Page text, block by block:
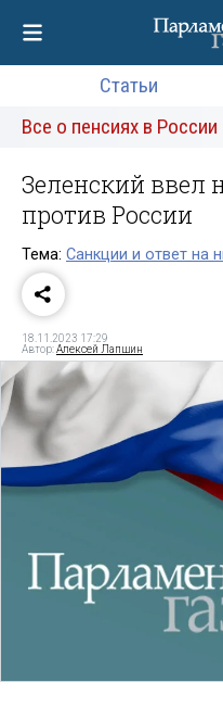
Статьи
Все о пенсиях в России
Зеленский ввел
против России
Тема: Санкции и ответ на
18.11.2023 17:29
Автор:Алексей Лапшин